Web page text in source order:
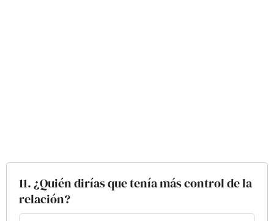
11. ¿Quién dirías que tenía más control de la
relación?